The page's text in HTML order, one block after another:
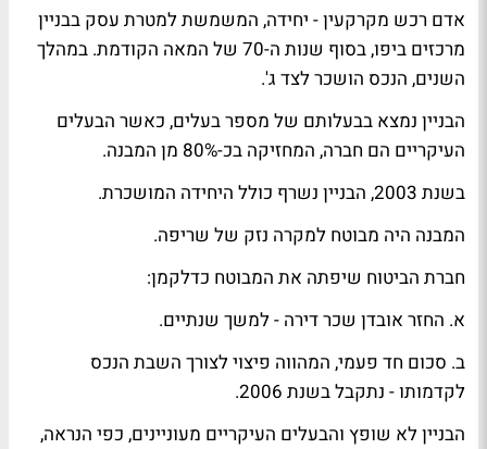
אדם רכש מקרקעין - יחידה, המשמשת למטרת עסק בבניין
מרכזים ביפו, בסוף שנות ה-70 של המאה הקודמת. במהלך
השנים, הנכס הושכר לצד ג'.
הבניין נמצא בבעלותם של מספר בעלים, כאשר הבעלים
העיקריים הם חברה, המחזיקה בכ-80% מן המבנה.
בשנת 2003, הבניין נשרף כולל היחידה המושכרת.
המבנה היה מבוטח למקרה נזק של שריפה.
חברת הביטוח שיפתה את המבוטח כדלקמן:
א. החזר אובדן שכר דירה - למשך שנתיים.
ב. סכום חד פעמי, המהווה פיצוי לצורך השבת הנכס
לקדמותו - נתקבל בשנת 2006.
הבניין לא שופץ והבעלים העיקריים מעוניינים, כפי הנראה,